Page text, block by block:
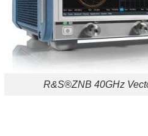
R&S®ZNB 40GHz